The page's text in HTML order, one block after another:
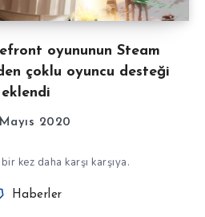
oyununun Steam
çoklu oyuncu desteği
eklendi
2020
kez daha karşı karşıya.
Haberler